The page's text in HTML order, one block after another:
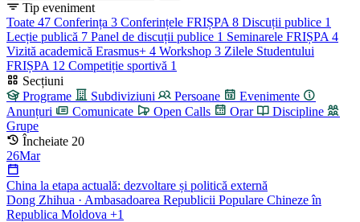
Tip eveniment
Toate 47 Conferința 3 Conferințele FRIȘPA 8 Discuții publice 1
Lecție publică 7 Panel de discuții publice 1 Seminarele FRIȘPA 4
Vizită academică Erasmus+ 4 Workshop 3 Zilele Studentului
FRIȘPA 12 Сompetiție sportivă 1
Secțiuni
Programe
Subdiviziuni Persoane
Evenimente
Anunțuri
Comunicate Open Calls Orar
Discipline
Grupe
Încheiate 20
26Mar
China la etapa actuală: dezvoltare și politică externă
Dong Zhihua · Ambasadoarea Republicii Populare Chineze în
Republica Moldova +1